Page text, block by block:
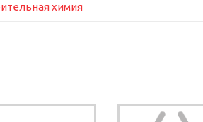
химия